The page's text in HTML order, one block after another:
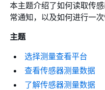
本主题介绍了如何读取传
常通知，以及如何进行一次
主题
选择测量查看平台
查看传感器测量数据
了解传感器测量数据